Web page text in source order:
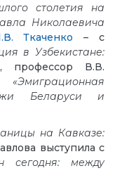
столетия на
Николаевича
Ткаченко – с
в Узбекистане:
, профессор В.В.
«Эмиграционная
Беларуси и
на Кавказе:
выступила с
сегодня: между